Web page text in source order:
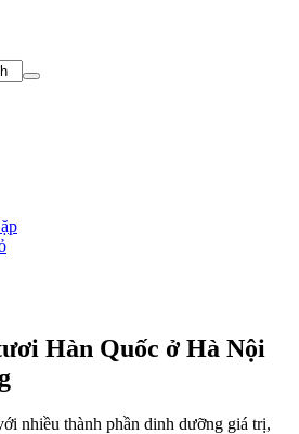
Hàn Quốc ở Hà Nội
nhiều thành phần dinh dưỡng giá trị,